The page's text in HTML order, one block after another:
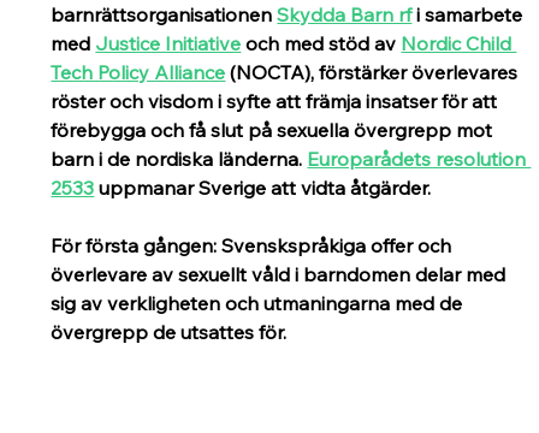
barnrättsorganisationen Skydda Barn rf i samarbete
med Justice Initiative och med stöd av Nordic Child
Tech Policy Alliance (NOCTA), förstärker överlevares
röster och visdom i syfte att främja insatser för att
förebygga och få slut på sexuella övergrepp mot
barn i de nordiska länderna. Europarådets resolution
2533 uppmanar Sverige att vidta åtgärder.
För första gången: Svenskspråkiga offer och
överlevare av sexuellt våld i barndomen delar med
sig av verkligheten och utmaningarna med de
övergrepp de utsattes för.